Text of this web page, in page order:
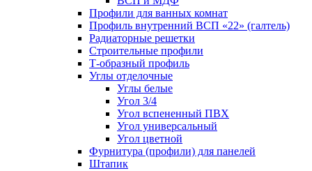
Профили для ванных комнат
Профиль внутренний ВСП «22» (галтель)
Радиаторные решетки
Строительные профили
Т-образный профиль
Углы отделочные
Углы белые
Угол 3/4
Угол вспененный ПВХ
Угол универсальный
Угол цветной
Фурнитура (профили) для панелей
Штапик